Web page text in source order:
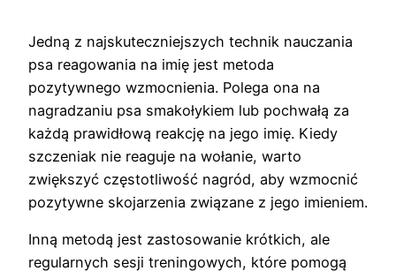
Jedną z najskuteczniejszych technik nauczania
psa reagowania na imię jest metoda
pozytywnego wzmocnienia. Polega ona na
nagradzaniu psa smakołykiem lub pochwałą za
każdą prawidłową reakcję na jego imię. Kiedy
szczeniak nie reaguje na wołanie, warto
zwiększyć częstotliwość nagród, aby wzmocnić
pozytywne skojarzenia związane z jego imieniem.
Inną metodą jest zastosowanie krótkich, ale
regularnych sesji treningowych, które pomogą